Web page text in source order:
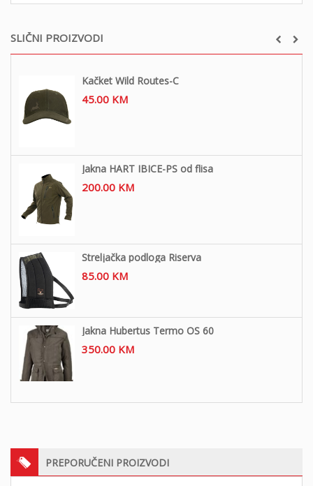
SLIČNI PROIZVODI
Kačket Wild Routes-C
45.00 KM
Jakna HART IBICE-PS od flisa
200.00 KM
Streljačka podloga Riserva
85.00 KM
Jakna Hubertus Termo OS 60
350.00 KM
PREPORUČENI PROIZVODI